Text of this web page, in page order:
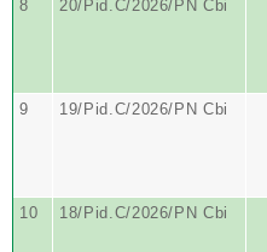
8
20/Pid.C/2026/PN Cbi
9
19/Pid.C/2026/PN Cbi
10
18/Pid.C/2026/PN Cbi